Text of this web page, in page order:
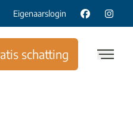
Eigenaarslogin
schatting